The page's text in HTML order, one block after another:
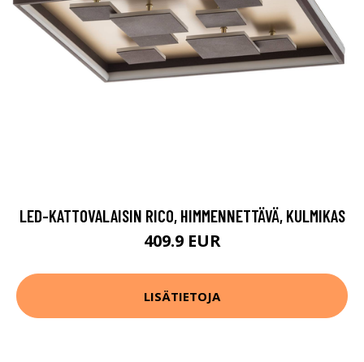
LED-KATTOVALAISIN RICO, HIMMENNETTÄVÄ, KULMIKAS
409.9 EUR
LISÄTIETOJA